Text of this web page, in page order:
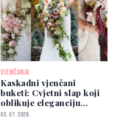
VJENČANJA
Kaskadni vjenčani
buketi: Cvjetni slap koji
oblikuje eleganciju
mladenke
03. 07. 2026.